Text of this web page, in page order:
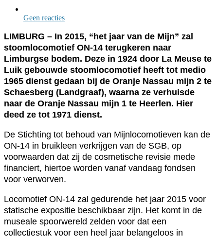
Geen reacties
LIMBURG – In 2015, “het jaar van de Mijn” zal
stoomlocomotief ON-14 terugkeren naar
Limburgse bodem. Deze in 1924 door La Meuse te
Luik gebouwde stoomlocomotief heeft tot medio
1965 dienst gedaan bij de Oranje Nassau mijn 2 te
Schaesberg (Landgraaf), waarna ze verhuisde
naar de Oranje Nassau mijn 1 te Heerlen. Hier
deed ze tot 1971 dienst.
De Stichting tot behoud van Mijnlocomotieven kan de
ON-14 in bruikleen verkrijgen van de SGB, op
voorwaarden dat zij de cosmetische revisie mede
financiert, hiertoe worden vanaf vandaag fondsen
voor verworven.
Locomotief ON-14 zal gedurende het jaar 2015 voor
statische expositie beschikbaar zijn. Het komt in de
museale spoorwereld zelden voor dat een
collectiestuk voor een heel jaar belangeloos in